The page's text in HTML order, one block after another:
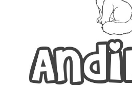
Cuentos